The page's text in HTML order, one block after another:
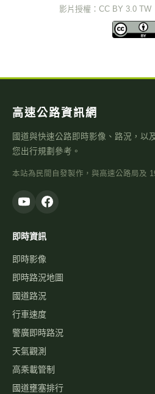
影片授權：CC BY 3.0
高速公路資訊網
國道與快速公路即時影像、路況，以
您出行規劃參考。
本站為民間自發製作，與高速公路局及
即時資訊
即時影像
即時路況地圖
國道路況
行車速度
警廣即時路況
天氣觀測
高乘載管制
國道壅塞排行